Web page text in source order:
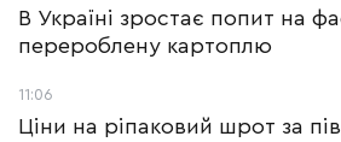
В Україні зростає попит на
перероблену картоплю
11:06
Ціни на ріпаковий шрот за